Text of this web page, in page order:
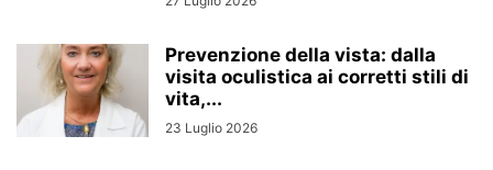
Prevenzione della vista: dalla
visita oculistica ai corretti stili di
vita,...
23 Luglio 2026